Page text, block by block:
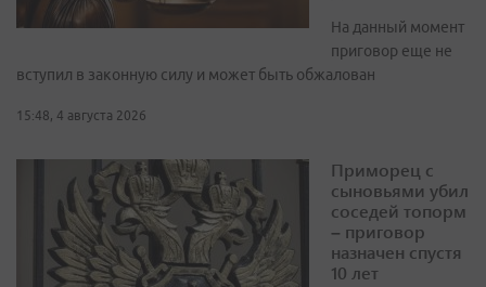
На данный момент
приговор еще не
вступил в законную силу и может быть обжалован
15:48, 4 августа 2026
Приморец с
сыновьями убил
соседей топорм
– приговор
назначен спустя
10 лет